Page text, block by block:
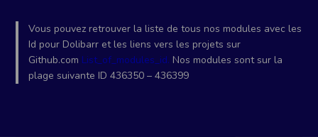
Vous pouvez retrouver la liste de tous nos modules avec les
Id pour Dolibarr et les liens vers les projets sur
Github.com List_of_modules_id. Nos modules sont sur la
plage suivante ID 436350 – 436399